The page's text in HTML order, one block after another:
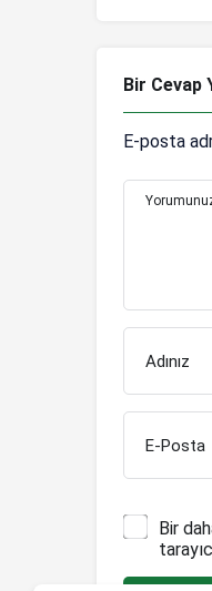
Bir Cevap
E-posta
Adınız
E-Posta
Bir